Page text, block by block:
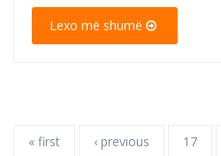
Lexo më shumë
« first ‹ previous 17